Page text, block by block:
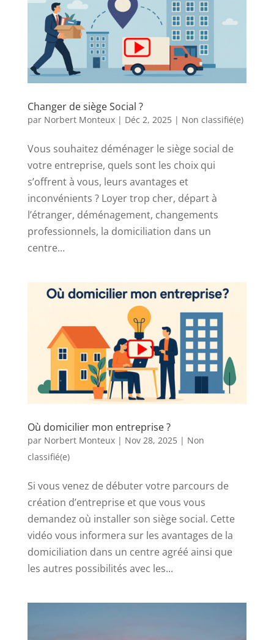
Changer de siège Social ?
par Norbert Monteux| Déc 2, 2025| Non classifié(e)
Vous souhaitez déménager le siège social de
votre entreprise, quels sont les choix qui
s’offrent à vous, leurs avantages et
inconvénients ? Loyer trop cher, départ à
l’étranger, déménagement, changements
professionnels, la domiciliation dans un
centre...
Où domicilier mon entreprise ?
par Norbert Monteux| Nov 28, 2025| Non
classifié(e)
Si vous venez de débuter votre parcours de
création d’entreprise et que vous vous
demandez où installer son siège social. Cette
vidéo vous informera sur les avantages de la
domiciliation dans un centre agréé ainsi que
les autres possibilités avec les...